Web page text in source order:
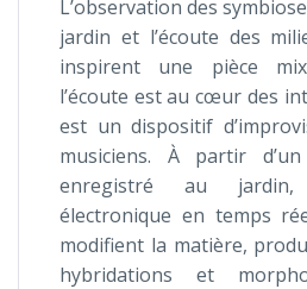
L’observation des
jardin et l’écoute des
inspirent une pièce
l’écoute est au cœur des
est un dispositif
musiciens. À partir
enregistré au
électronique en temps
modifient la matière,
hybridations et